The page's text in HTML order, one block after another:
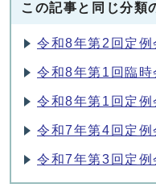
この記事と同じ分類
令和8年第2回定例
令和8年第1回臨時
令和8年第1回定例
令和7年第4回定例
令和7年第3回定例